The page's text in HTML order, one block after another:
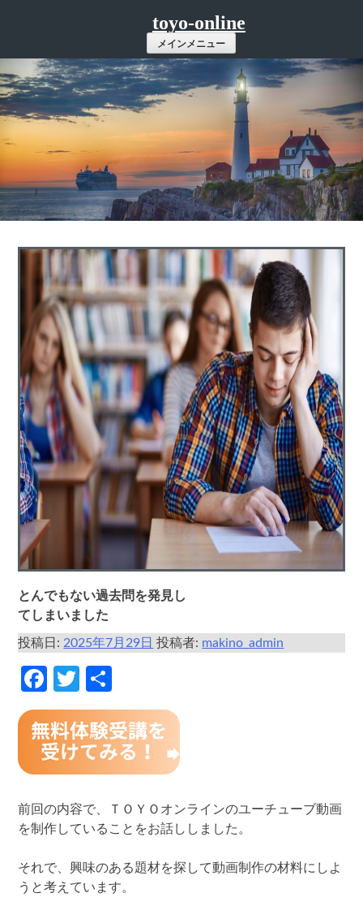
ツ
へ
ス
キ
ッ
プ
toyo-online
メインメニュー
とんでもない過去問を発見し
てしまいました
投稿日:2025年7月29日 投稿者: makino_admin
Facebook
Twitter
有
前回の内容で、ＴＯＹＯオンラインのユーチューブ動画
を制作していることをお話ししました。
それで、興味のある題材を探して動画制作の材料にしよ
うと考えています。